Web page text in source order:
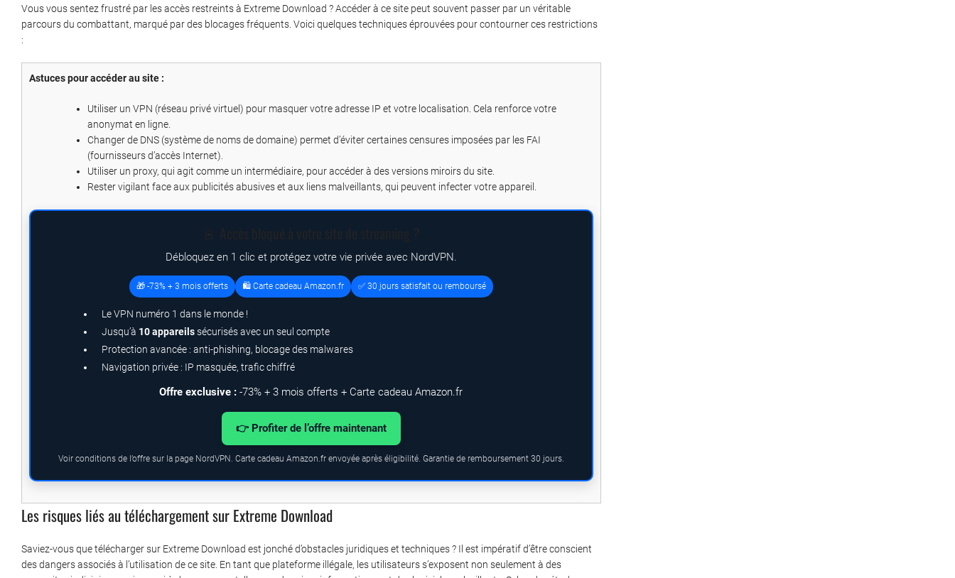
Vous vous sentez frustré par les accès restreints à Extreme Download ? Accéder à ce site peut souvent passer par un véritable
parcours du combattant, marqué par des blocages fréquents. Voici quelques techniques éprouvées pour contourner ces restrictions
:
Astuces pour accéder au site :
Utiliser un VPN (réseau privé virtuel) pour masquer votre adresse IP et votre localisation. Cela renforce votre
anonymat en ligne.
Changer de DNS (système de noms de domaine) permet d’éviter certaines censures imposées par les FAI
(fournisseurs d’accès Internet).
Utiliser un proxy, qui agit comme un intermédiaire, pour accéder à des versions miroirs du site.
Rester vigilant face aux publicités abusives et aux liens malveillants, qui peuvent infecter votre appareil.
Débloquez en 1 clic et protégez votre vie privée avec NordVPN.
🎁 -73% + 3 mois offerts 🛍️ Carte cadeau Amazon.fr ✅ 30 jours satisfait ou remboursé
Le VPN numéro 1 dans le monde !
Jusqu’à 10 appareilssécurisés avec un seul compte
Protection avancée : anti-phishing, blocage des malwares
Navigation privée : IP masquée, trafic chiffré
Offre exclusive : -73% + 3 mois offerts + Carte cadeau Amazon.fr
👉 Profiter de l’offre maintenant
Voir conditions de l’offre sur la page NordVPN. Carte cadeau Amazon.fr envoyée après éligibilité. Garantie de remboursement 30 jours.
Les risques liés au téléchargement sur Extreme Download
Saviez-vous que télécharger sur Extreme Download est jonché d’obstacles juridiques et techniques ? Il est impératif d’être conscient
des dangers associés à l’utilisation de ce site. En tant que plateforme illégale, les utilisateurs s’exposent non seulement à des